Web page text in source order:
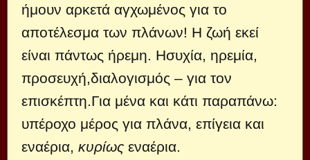
ήμουν αρκετά αγχωμένος για το
αποτέλεσμα των πλάνων! Η ζωή εκεί
είναι πάντως ήρεμη. Ησυχία, ηρεμία,
προσευχή,διαλογισμός – για τον
επισκέπτη.Για μένα και κάτι παραπάνω:
υπέροχο μέρος για πλάνα, επίγεια και
εναέρια, κυρίως εναέρια.